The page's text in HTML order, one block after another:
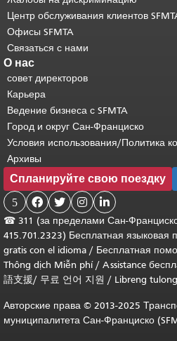
Центр обслуживания клиентов
Офисы SFMTA
Связаться с нами
О нас
совет директоров
Карьера
Ведение бизнеса с SFMTA
Город и округ Сан-Франциско
Условия использования/Политика
Архивы
Спланируйте свою поездку
5    
☎ 311 (за пределами Сан-
415.701.2323) Бесплатная
gratis con el idioma / Бесплатная
Thông dịch Miễn phí/ Assistance
語支援/ 무료 언어 지원 / Libreng
Авторские права © 2013-2025
муниципалитета Сан-Франциско